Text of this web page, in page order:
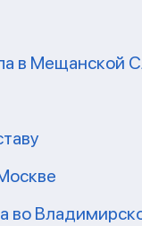
в Мещанской
во